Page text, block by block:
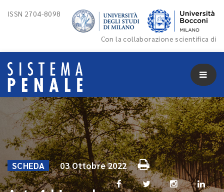
ISSN 2704-8098
Con la collaborazione scientifica di
SCHEDA 03 Ottobre 2022